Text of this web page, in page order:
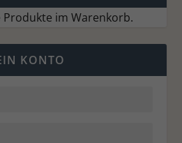
Produkte im Warenkorb.
KONTO